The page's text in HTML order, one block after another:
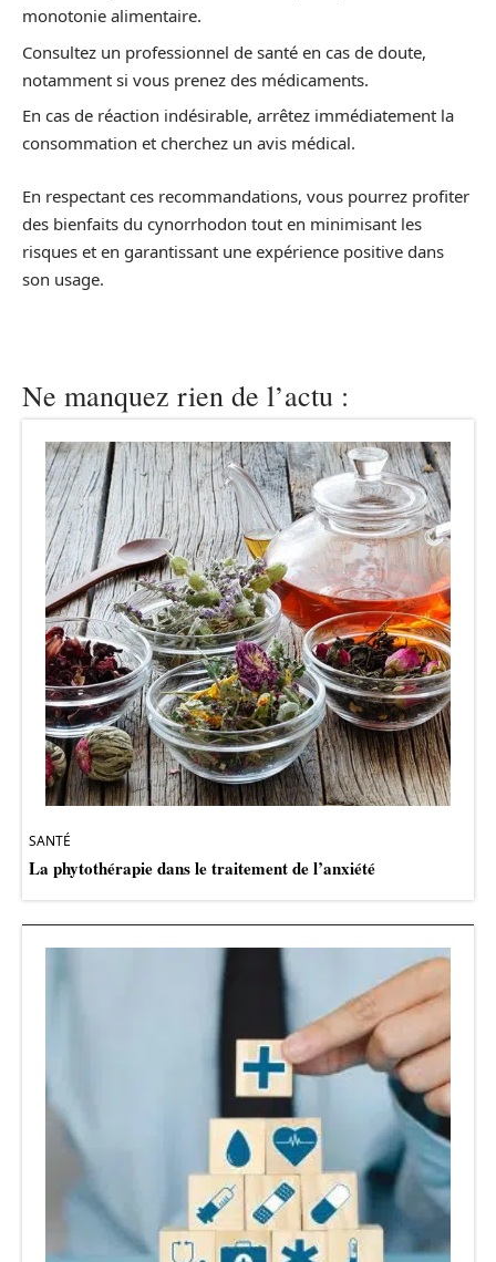
monotonie alimentaire.
Consultez un professionnel de santé en cas de doute,
notamment si vous prenez des médicaments.
En cas de réaction indésirable, arrêtez immédiatement la
consommation et cherchez un avis médical.
En respectant ces recommandations, vous pourrez profiter
des bienfaits du cynorrhodon tout en minimisant les
risques et en garantissant une expérience positive dans
son usage.
Ne manquez rien de l’actu :
SANTÉ
La phytothérapie dans le traitement de l’anxiété